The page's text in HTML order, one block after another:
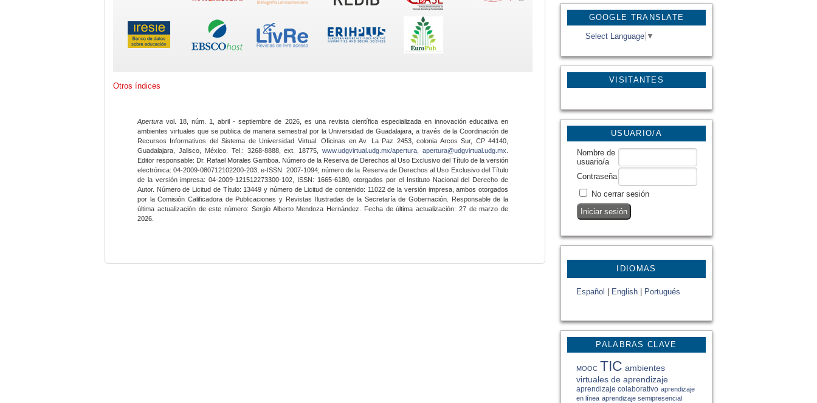
GOOGLE TRANSLATE
Select Language ▼
VISITANTES
USUARIO/A
Nombre de
usuario/a
Contraseña
No cerrar sesión
IDIOMAS
Español English Portugués
PALABRAS CLAVE
MOOC TIC ambientes
virtuales de aprendizaje
aprendizaje colaborativo aprendizaje
en línea aprendizaje semipresencial
Otros índices
Apertura vol. 18, núm. 1, abril - septiembre de 2026, es una revista científica especializada en innovación educativa en
ambientes virtuales que se publica de manera semestral por la Universidad de Guadalajara, a través de la Coordinación de
Recursos Informativos del Sistema de Universidad Virtual. Oficinas en Av. La Paz 2453, colonia Arcos Sur, CP 44140,
Guadalajara, Jalisco, México. Tel.: 3268-8888, ext. 18775,www.udgvirtual.udg.mx/apertura apertura@udgvirtual.udg.mx
Editor responsable: Dr. Rafael Morales Gamboa. Número de la Reserva de Derechos al Uso Exclusivo del Título de la versión
electrónica: 04-2009-080712102200-203, e-ISSN: 2007-1094; número de la Reserva de Derechos al Uso Exclusivo del Título
de la versión impresa: 04-2009-121512273300-102, ISSN: 1665-6180, otorgados por el Instituto Nacional del Derecho de
Autor. Número de Licitud de Título: 13449 y número de Licitud de contenido: 11022 de la versión impresa, ambos otorgados
por la Comisión Calificadora de Publicaciones y Revistas Ilustradas de la Secretaría de Gobernación. Responsable de la
última actualización de este número: Sergio Alberto Mendoza Hernández. Fecha de última actualización: 27 de marzo de
2026.